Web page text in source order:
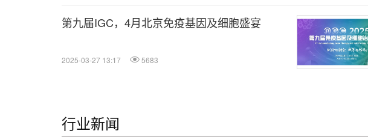
第九届IGC，4月北京免疫基因及细胞盛宴
2025-03-27 13:17 5683
行业新闻